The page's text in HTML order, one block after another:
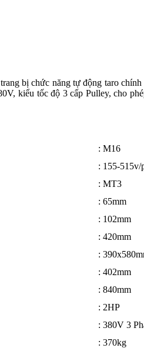
bị chức năng tự động taro chính
kiểu tốc độ 3 cấp Pulley, cho
: M16
: 155-515v/
: MT3
: 65mm
: 102mm
: 420mm
:
: 402mm
: 840mm
: 2HP
: 380V 3
: 370kg